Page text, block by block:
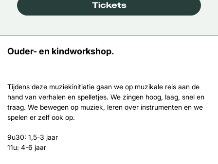
Tickets
Ouder- en kindworkshop.
Tijdens deze muziekinitiatie gaan we op muzikale reis aan de
hand van verhalen en spelletjes. We zingen hoog, laag, snel en
traag. We bewegen op muziek, leren over instrumenten en we
spelen er zelf ook op.
9u30: 1,5-3 jaar
11u: 4-6 jaar